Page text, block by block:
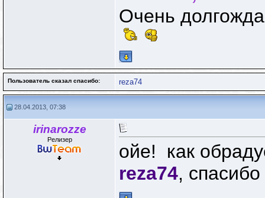
Очень
Пользователь сказал cпасибо: reza74
28.04.2013, 07:38
irinarozze
Релизер
ойе!
как
reza74, спасибо